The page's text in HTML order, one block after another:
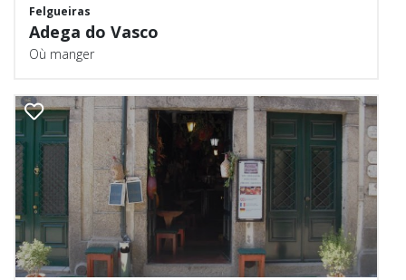
Felgueiras
Adega do Vasco
Où manger